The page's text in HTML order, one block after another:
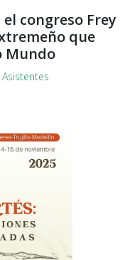
congreso Frey
que
Mundo